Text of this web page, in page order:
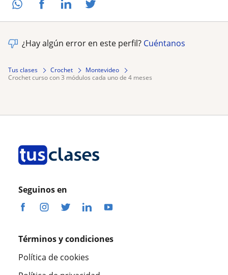
¿Hay algún error en este perfil? Cuéntanos
Tus clases Crochet
Montevideo
crochet curso con 3 módulos cada uno de 4 meses
Seguinos en
Términos y condiciones
Política de cookies